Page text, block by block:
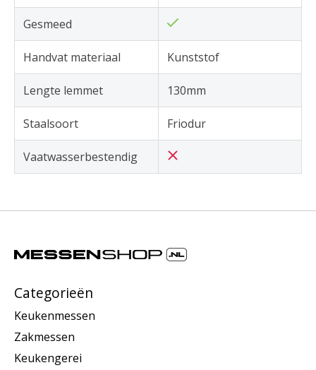
Gesmeed
Handvat materiaal Kunststof
Lengte lemmet 130mm
Staalsoort Friodur
Vaatwasserbestendig
Categorieën
Keukenmessen
Zakmessen
Keukengerei